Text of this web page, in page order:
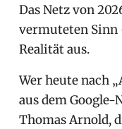
Das Netz von
vermuteten
Realität aus.
Wer heute nach
aus dem
Thomas Arnold,